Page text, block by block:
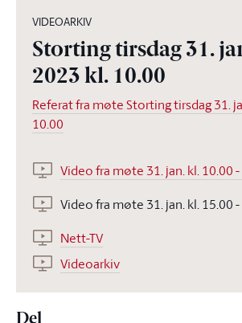
VIDEOARKIV
Storting tirsdag 31.
2023 kl. 10.00
Referat fra møte Storting tirsdag 31.
10.00
Video fra møte 31. jan. kl. 10.00
Video fra møte 31. jan. kl. 15.00
Nett-TV
Videoarkiv
Del